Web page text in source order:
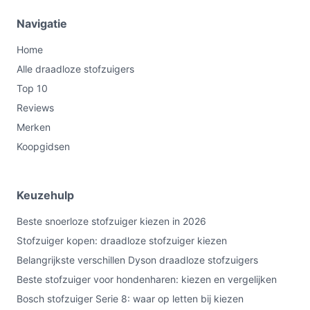
[Capaciteit reservoir 0,50 l]:
[Hepa luchtfilter: Geen HEPA-filter]:
als je expliciet een HEPA-filter nodig hebt voor
allergiebeleid of fijnstofretentie.
gebruikstijd om prestaties te beoordelen.
[Geluidsniveau 75 dB]:vrij luid in vergelijking met
stille modellen; overweeg dit als geluid een
belangrijke factor is.
[Oplaadtijd 5 uur / Oplaadbaar ja]: volledige
Navigatie
Home
Alle draadloze stofzuigers
Top 10
Reviews
Merken
Koopgidsen
Keuzehulp
Beste snoerloze stofzuiger kiezen in 2026
Stofzuiger kopen: draadloze stofzuiger kiezen
Belangrijkste verschillen Dyson draadloze stofzuigers
Beste stofzuiger voor hondenharen: kiezen en vergelijken
Bosch stofzuiger Serie 8: waar op letten bij kiezen